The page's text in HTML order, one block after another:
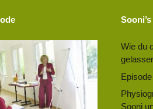
Wie du
Sooni